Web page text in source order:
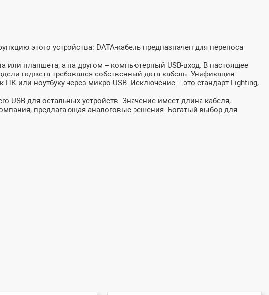
этого устройства: DATA-кабель предназначен для переноса
или планшета, а на другом – компьютерный USB-вход. В настоящее
гаджета требовался собственный дата-кабель. Унификация
или ноутбуку через микро-USB. Исключение – это стандарт Lighting,
USB для остальных устройств. Значение имеет длина кабеля,
предлагающая аналоговые решения. Богатый выбор для